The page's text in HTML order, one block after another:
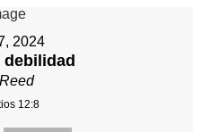
2024
12:8